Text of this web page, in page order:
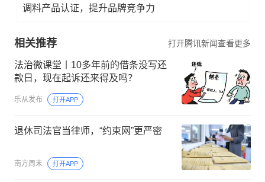
调料产品认证，提升品牌竞争力
相关推荐 打开腾讯新闻查看更多
法治微课堂丨10多年前的借条没写还
款日，现在起诉还来得及吗？
乐从发布 打开APP
退休司法官当律师，“约束网”更严密
南方周末 打开APP